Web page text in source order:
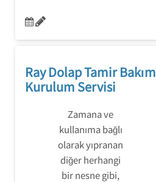
Ray Dolap Tamir
Kurulum Servisi
Zamana ve
kullanıma bağlı
olarak yıpranan
diğer herhangi
bir nesne gibi,